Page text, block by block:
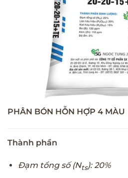
PHÂN BÓN HỖN HỢP 4 MÀU
Thành phần
Đạm tổng số (Nts): 20%